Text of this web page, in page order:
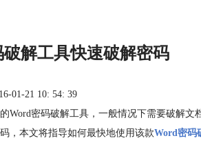
解工具快速破解密码
01-21 10: 54: 39
Word密码破解工具，一般情况下需要破解文
，本文将指导如何最快地使用该款Word密码